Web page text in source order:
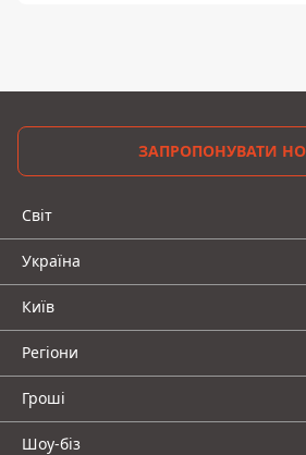
ЗАПРОПОНУВАТИ
Світ
Україна
Київ
Регіони
Гроші
Шоу-біз